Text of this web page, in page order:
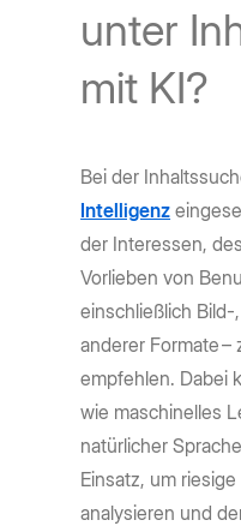
unter
mit KI?
Bei der
Intelligenz
der Interessen,
Vorlieben von
einschließlich
anderer Formate
empfehlen. Dabei
wie maschinelles
natürlicher
Einsatz, um
analysieren und